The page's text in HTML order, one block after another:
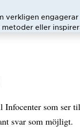
verkligen engagerar
eller
som ser
svar som möjligt.